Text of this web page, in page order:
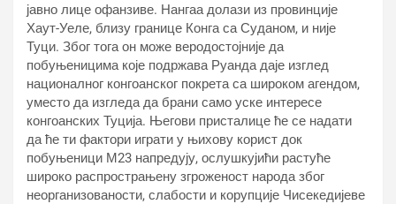
јавно лице офанзиве. Нангаа долази из провинције
Хаут-Уеле, близу границе Конга са Суданом, и није
Туци. Због тога он може веродостојније да
побуњеницима које подржава Руанда даје изглед
националног конгоанског покрета са широком агендом,
уместо да изгледа да брани само уске интересе
конгоанских Туција. Његови присталице ће се надати
да ће ти фактори играти у њихову корист док
побуњеници М23 напредују, ослушкујићи растуће
широко распрострањену згроженост народа због
неорганизованости, слабости и корупције Чисекедијеве